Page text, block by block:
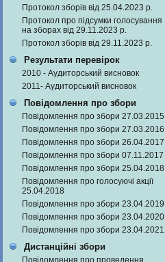
Протокол зборів від 25.04.2023 р.
Протокол про підсумки голосування
на зборах від 29.11.2023 р.
Протокол зборів від 29.11.2023 р.
Результати перевірок
2010 - Аудиторський висновок
2011- Аудиторський висновок
Повідомлення про збори
Повідомлення про збори 27.03.2015
Повідомлення про збори 27.03.2016
Повідомлення про збори 26.04.2017
Повідомлення про збори 07.11.2017
Повідомлення про збори 25.04.2018
Повідомлення про голосуючі акції
25.04.2018
Повідомлення про збори 23.04.2019
Повідомлення про збори 23.04.2020
Повідомлення про збори 23.04.2021
Дистанційні збори
Повідомлення про проведення